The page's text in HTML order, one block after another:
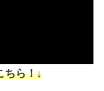
ちら！↓